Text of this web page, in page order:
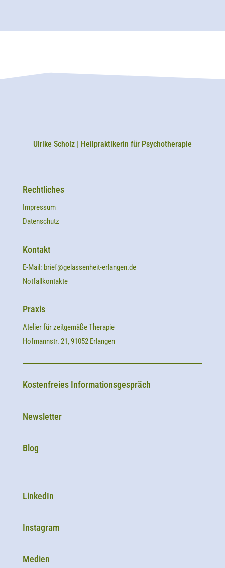
Ulrike Scholz | Heilpraktikerin für Psychotherapie
Rechtliches
Impressum
Datenschutz
Kontakt
E-Mail: brief@gelassenheit-erlangen.de
Notfallkontakte
Praxis
Atelier für zeitgemäße Therapie
Hofmannstr. 21, 91052 Erlangen
Kostenfreies Informationsgespräch
Newsletter
Blog
LinkedIn
Instagram
Medien